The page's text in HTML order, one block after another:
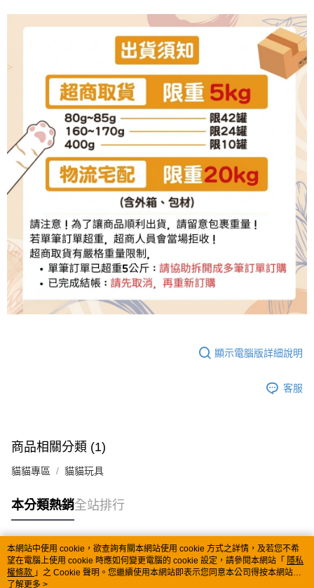
顯示電腦版詳細說明
客服
商品相關分類 (1)
貓貓專區 貓貓玩具
本分類熱銷全站排行
熱門標籤
本網站中使用 cookie，欲查詢有關本網站使用 cookie 方式之詳情，及若您不希
望在電腦上使用 cookie 時應如何變更電腦的 cookie 設定，請參閱本網站「 隱私
權條款 」之 Cookie 聲明。您繼續使用本網站即表示您同意本公司得按本網站使
用條款之 Cookie 聲明使用 cookie。
了解更多 >